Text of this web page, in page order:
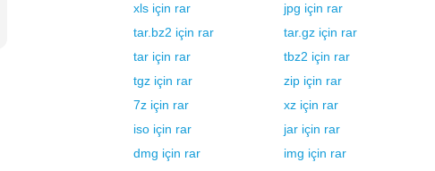
xls için rar jpg için rar
tar.bz2 için rar tar.gz için rar
tar için rar tbz2 için rar
tgz için rar zip için rar
7z için rar xz için rar
iso için rar jar için rar
dmg için rar img için rar